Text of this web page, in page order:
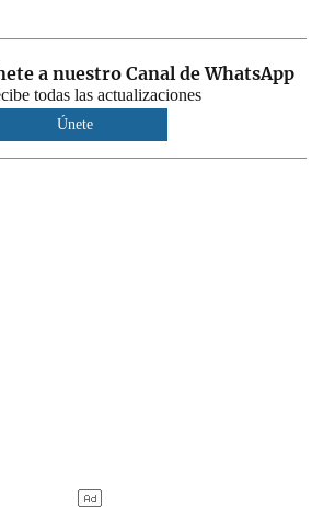
a nuestro Canal de WhatsApp
todas las actualizaciones
Únete